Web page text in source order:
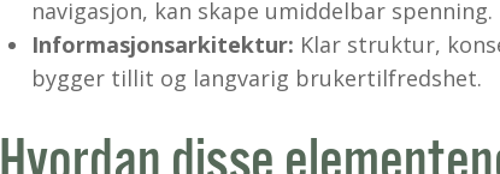
navigasjon, kan skape umiddelbar spenning.
Informasjonsarkitektur: Klar struktur,
bygger tillit og langvarig brukertilfredshet.